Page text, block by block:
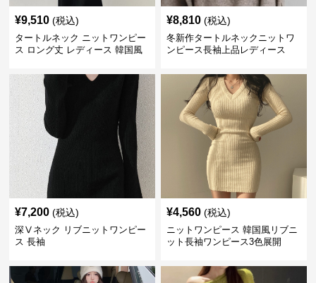
¥9,510 (税込)
タートルネック ニットワンピー
ス ロング丈 レディース 韓国風
¥8,810 (税込)
冬新作タートルネックニットワ
ンピース長袖上品レディース
¥7,200 (税込)
深Ⅴネック リブニットワンピー
ス 長袖
¥4,560 (税込)
ニットワンピース 韓国風リブニ
ット長袖ワンピース3色展開